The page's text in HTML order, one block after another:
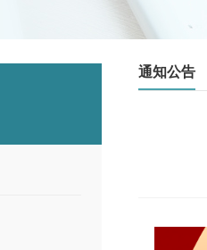
通知公告